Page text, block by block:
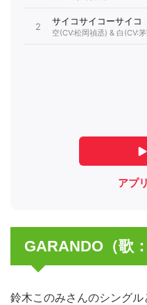
GARANDO（歌
鈴木このみさんのシングル